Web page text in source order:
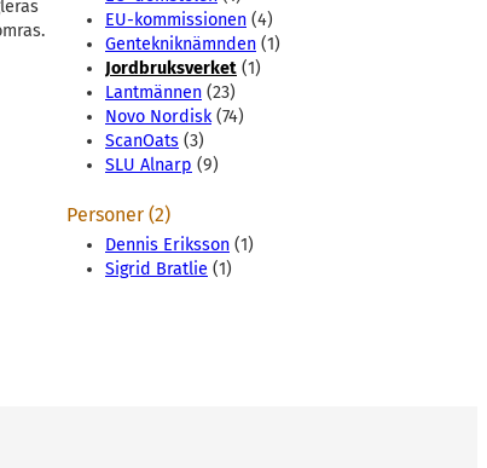
EU-kommissionen (4)
Gentekniknämnden (1)
Jordbruksverket (1)
Lantmännen (23)
Novo Nordisk(74)
ScanOats (3)
SLU Alnarp (9)
Personer (2)
Dennis Eriksson (1)
Sigrid Bratlie (1)